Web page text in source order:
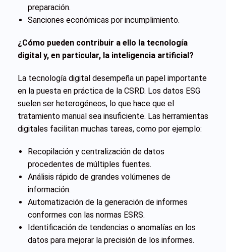
preparación.
Sanciones económicas por incumplimiento.
¿Cómo pueden contribuir a ello la tecnología
digital y, en particular, la inteligencia artificial?
La tecnología digital desempeña un papel importante
en la puesta en práctica de la CSRD. Los datos ESG
suelen ser heterogéneos, lo que hace que el
tratamiento manual sea insuficiente. Las herramientas
digitales facilitan muchas tareas, como por ejemplo:
Recopilación y centralización de datos
procedentes de múltiples fuentes.
Análisis rápido de grandes volúmenes de
información.
Automatización de la generación de informes
conformes con las normas ESRS.
Identificación de tendencias o anomalías en los
datos para mejorar la precisión de los informes.